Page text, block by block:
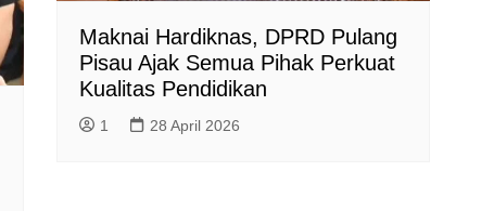
Maknai Hardiknas, DPRD Pulang
Pisau Ajak Semua Pihak Perkuat
Kualitas Pendidikan
1 28 April 2026